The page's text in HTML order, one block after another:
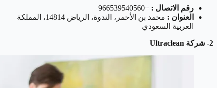
رقم الاتصال : +966539540560
العنوان :
محمد بن الأحمر، الندوة، الرياض 14814، المملكة
العربية السعودي
2- شركة Ultraclean